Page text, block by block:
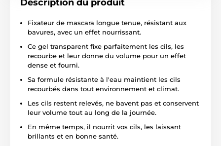
Description du produit
Fixateur de mascara longue tenue, résistant aux
bavures, avec un effet nourrissant.
Ce gel transparent fixe parfaitement les cils, les
recourbe et leur donne du volume pour un effet
dense et fourni.
Sa formule résistante à l'eau maintient les cils
recourbés dans tout environnement et climat.
Les cils restent relevés, ne bavent pas et conservent
leur volume tout au long de la journée.
En même temps, il nourrit vos cils, les laissant
brillants et en bonne santé.